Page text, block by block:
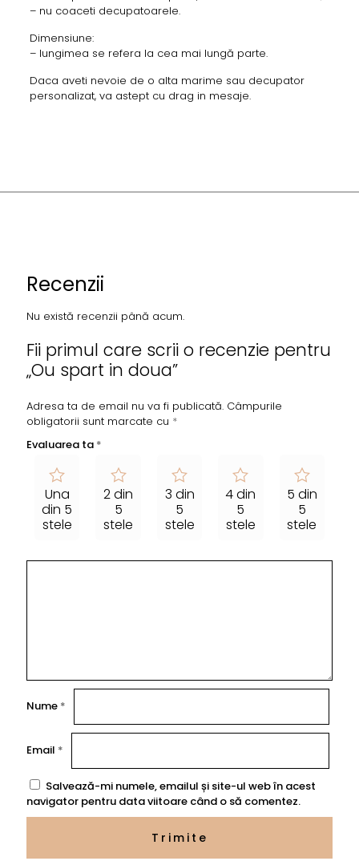
– nu coaceti decupatoarele.
Dimensiune:
– lungimea se refera la cea mai lungă parte.
Daca aveti nevoie de o alta marime sau decupator
personalizat, va astept cu drag in mesaje.
Recenzii
Nu există recenzii până acum.
Fii primul care scrii o recenzie pentru
„Ou spart in doua”
Adresa ta de email nu va fi publicată. Câmpurile
obligatorii sunt marcate cu *
Evaluarea ta *
Una
din 5
stele
2 din
5
stele
3 din
5
stele
4 din
5
stele
5 din
5
stele
Nume *
Email *
Salvează-mi numele, emailul și site-ul web în acest
navigator pentru data viitoare când o să comentez.